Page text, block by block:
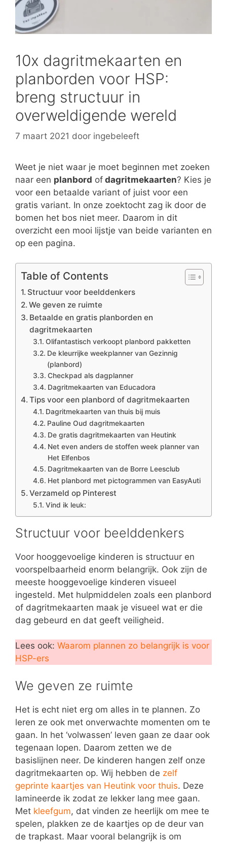
10x dagritmekaarten en
planborden voor HSP:
breng structuur in
overweldigende wereld
7 maart 2021 door ingebeleeft
Weet je niet waar je moet beginnen met zoeken
naar een planbord of dagritmekaarten? Kies je
voor een betaalde variant of juist voor een
gratis variant. In onze zoektocht zag ik door de
bomen het bos niet meer. Daarom in dit
overzicht een mooi lijstje van beide varianten en
op een pagina.
Table of Contents
Structuur voor beelddenkers
We geven ze ruimte
Betaalde en gratis planborden en
dagritmekaarten
Olifantastisch verkoopt planbord pakketten
De kleurrijke weekplanner van Gezinnig
(planbord)
Checkpad als dagplanner
Dagritmekaarten van Educadora
Tips voor een planbord of dagritmekaarten
Dagritmekaarten van thuis bij muis
Pauline Oud dagritmekaarten
De gratis dagritmekaarten van Heutink
Net even anders de stoffen week planner van
Het Elfenbos
Dagritmekaarten van de Borre Leesclub
Het planbord met pictogrammen van EasyAuti
Verzameld op Pinterest
Vind ik leuk:
Structuur voor beelddenkers
Voor hooggevoelige kinderen is structuur en
voorspelbaarheid enorm belangrijk. Ook zijn de
meeste hooggevoelige kinderen visueel
ingesteld. Met hulpmiddelen zoals een planbord
of dagritmekaarten maak je visueel wat er die
dag gebeurd en dat geeft veiligheid.
Lees ook: Waarom plannen zo belangrijk is voor
HSP-ers
We geven ze ruimte
Het is echt niet erg om alles in te plannen. Zo
leren ze ook met onverwachte momenten om te
gaan. In het ‘volwassen’ leven gaan ze daar ook
tegenaan lopen. Daarom zetten we de
basislijnen neer. De kinderen hangen zelf onze
dagritmekaarten op. Wij hebben de zelf
geprinte kaartjes van Heutink voor thuis. Deze
lamineerde ik zodat ze lekker lang mee gaan.
Met kleefgum, dat vinden ze heerlijk om mee te
spelen, plakken ze de kaartjes op de deur van
de trapkast. Maar vooral belangrijk is om